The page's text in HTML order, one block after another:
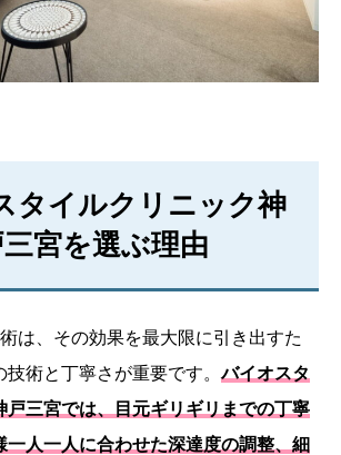
タイルクリニック神
三宮を選ぶ理由
は、その効果を最大限に引き出すた
技術と丁寧さが重要です。バイオスタ
戸三宮では、目元ギリギリまでの丁寧
一人一人に合わせた深達度の調整、細